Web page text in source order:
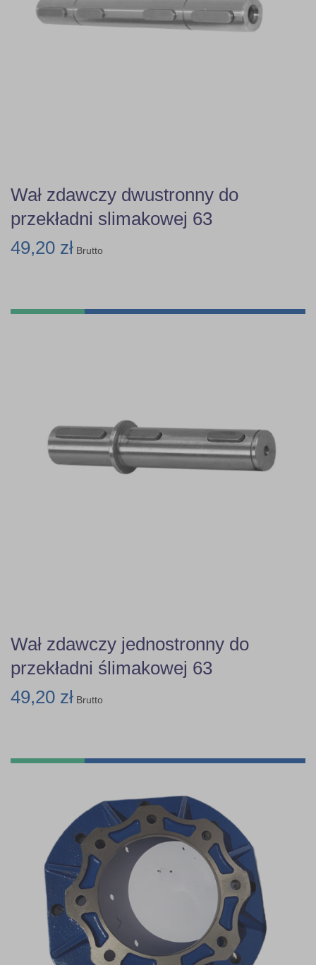
Wał zdawczy dwustronny do
przekładni slimakowej 63
49,20 zł Brutto
Wał zdawczy jednostronny do
przekładni ślimakowej 63
49,20 zł Brutto